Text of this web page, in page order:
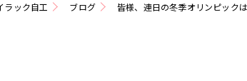
ラック自工 ブログ 皆様、連日の冬季オリンピック